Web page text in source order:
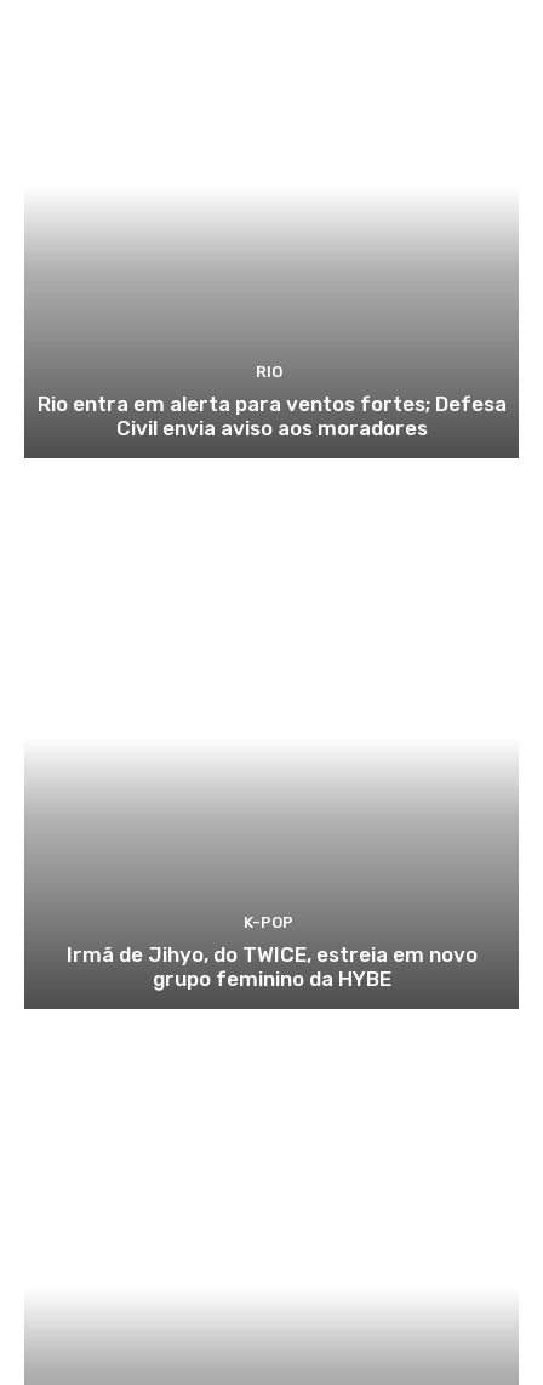
RIO
Rio entra em alerta para ventos fortes; Defesa
Civil envia aviso aos moradores
K-POP
Irmã de Jihyo, do TWICE, estreia em novo
grupo feminino da HYBE